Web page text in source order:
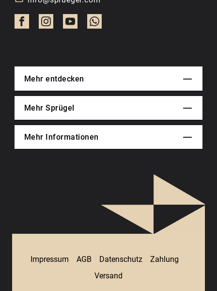
Mehr entdecken
Mehr Sprügel
Mehr Informationen
Impressum AGB Datenschutz
Zahlung
Versand